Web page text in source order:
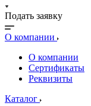
Подать заявку
О компании
О компании
Сертификаты
Реквизиты
Каталог